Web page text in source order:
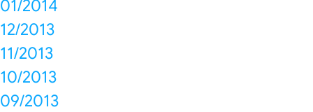
01/2014
12/2013
11/2013
10/2013
09/2013